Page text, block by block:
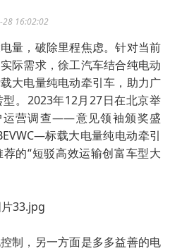
16:02:02
量，破除里程焦虑。针对当前
际需求，徐工汽车结合纯电动
大电量纯电动牵引车，助力广
。2023年12月27日在北京举
运营调查——意见领袖颁奖盛
标载大电量纯电动牵引
的“短驳高效运输创富车型大
制，另一方面是多多益善的电